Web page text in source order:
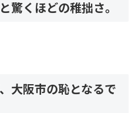
驚くほどの稚拙さ。
大阪市の恥となるで